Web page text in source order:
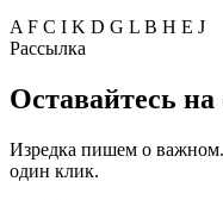
A F C I K D G L B H E J
Рассылка
Оставайтесь на
Изредка пишем о
один клик.